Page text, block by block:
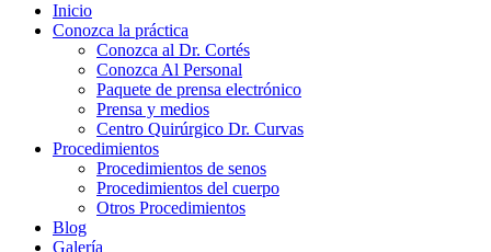
Inicio
Conozca la práctica
Conozca al Dr. Cortés
Conozca Al Personal
Paquete de prensa electrónico
Prensa y medios
Centro Quirúrgico Dr. Curvas
Procedimientos
Procedimientos de senos
Procedimientos del cuerpo
Otros Procedimientos
Blog
Galería